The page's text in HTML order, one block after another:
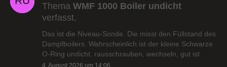
Thema WMF 1000 Boiler undicht
verfasst.
Das ist die Niveau-Sonde. Die misst den Füllstand des
Dampfboilers. Wahrscheinlich ist der kleine Schwarze
O-Ring undicht. rausschrauben, wechseln, gut ist
4. August 2026 um 14:06